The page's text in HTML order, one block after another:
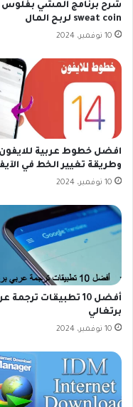
شرح برنامج المشي بفلوس
sweat coin لربح المال
10 نوفمبر، 2024
افضل خطوط عربية للايفون
وطريقة تغيير الخط في
10 نوفمبر، 2024
أفضل 10 تطبيقات ترجمة
برتغالي
10 نوفمبر، 2024